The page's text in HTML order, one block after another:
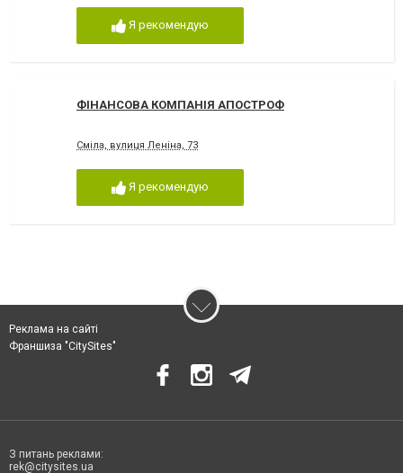
Я рекомендую
ФІНАНСОВА КОМПАНІЯ АПОСТРОФ
Сміла, вулиця Леніна, 73
Я рекомендую
Реклама на сайті
Франшиза "CitySites"
З питань реклами:
rek@citysites.ua